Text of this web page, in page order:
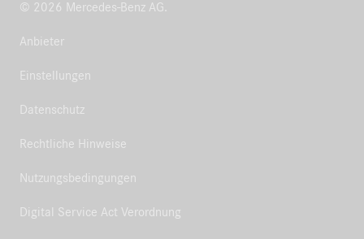
© 2026 Mercedes-Benz AG.
Anbieter
Einstellungen
Datenschutz
Rechtliche Hinweise
Nutzungsbedingungen
Digital Service Act Verordnung